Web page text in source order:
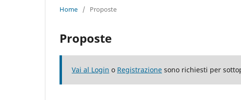
Home / Proposte
Proposte
Vai al Login o Registrazione sono richiesti per